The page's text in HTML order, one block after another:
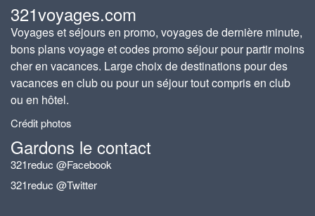
321voyages.com
Voyages et séjours en promo, voyages de dernière minute,
bons plans voyage et codes promo séjour pour partir moins
cher en vacances. Large choix de destinations pour des
vacances en club ou pour un séjour tout compris en club
ou en hôtel.
Crédit photos
Gardons le contact
321reduc @Facebook
321reduc @Twitter